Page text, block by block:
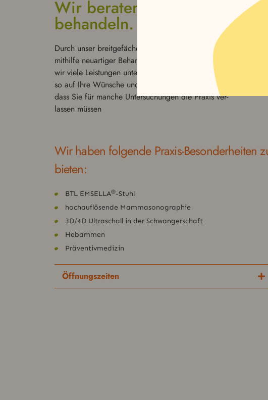
Wir beraten, begleit­en +
behan­deln.
Durch unser bre­it­ge­fächertes Leis­tungsspek­trum und
mithilfe neuar­tiger Behand­lungsmöglichkeit­en können
wir viele Leis­tun­gen unter einem Dach abdecken und
so auf Ihre Wünsche und Bedürfnisse eingehen, ohne
dass Sie für manche Unter­suchun­gen die Praxis ver­
lassen müssen
Wir haben folgende Praxis-Beson­der­heit­en
bieten:
BTL EMSELLA®-Stuhl
hochau­flösende Mam­ma­sono­gra­phie
3D/4D Ultra­schall in der Schwanger­schaft
Hebammen
Präven­tivmedi­zin
Öff­nungszeit­en